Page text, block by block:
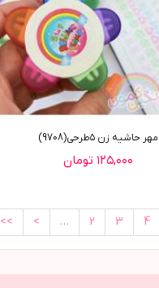
مهر حاشیه زن ٥طرحی(9708)
۱۲۵,۰۰۰ تومان
<< < … 2 3 4